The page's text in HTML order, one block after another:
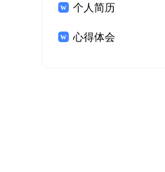
个人简历
心得体会